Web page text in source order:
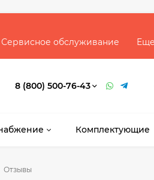
Сервисное обслуживание Еще
8 (800) 500-76-43
Комплектующие
Отзывы